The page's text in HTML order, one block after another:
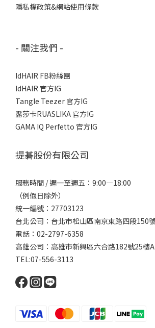
隱私權政策&網站使用條款
- 關注我們 -
IdHAIR FB粉絲團
IdHAIR 官方IG
Tangle Teezer 官方IG
露莎卡RUASLIKA 官方IG
GAMA IQ Perfetto 官方IG
提碁股份有限公司
服務時間 / 週一至週五：9:00—18:00
（例假日除外）
統一編號：27703123
台北公司：台北市松山區南京東路四段150
電話：02-2797-6358
高雄公司：高雄市新興區六合路182號25樓
TEL:07-556-3113